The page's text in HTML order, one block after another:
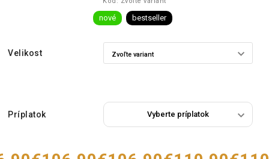
nové bestseller
Velikost
Príplatok